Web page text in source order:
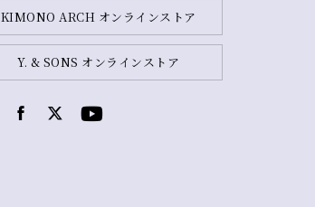
KIMONO ARCH オンラインストア
Y. & SONS オンラインストア